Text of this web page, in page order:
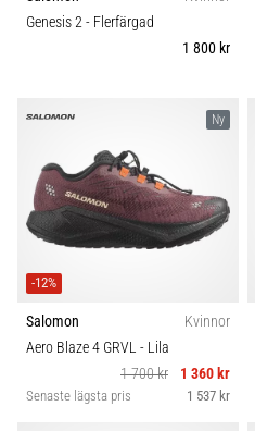
Hur
var
det…
6. 8. 2026
9 min. läsning
Löparknä:
Orsaker,
och
Komfort och dämpning
Genesis 2- Flerfärgad
1 800 kr
Ny
-12%
Salomon
Kvinnor
Aero Blaze 4 GRVL - Lila
1 700 kr
1 360 kr
Senaste lägsta pris 1 537 kr